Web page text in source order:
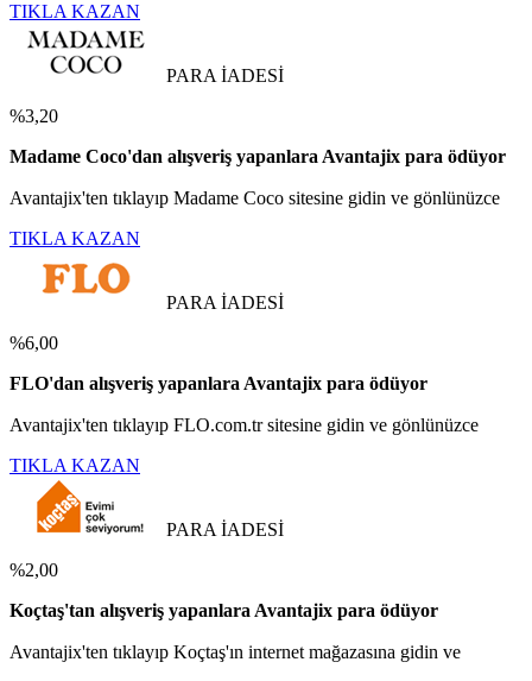
TIKLA KAZAN
PARA İADESİ
%3,20
Madame Coco'dan alışveriş yapanlara Avantajix para ödüyor
Avantajix'ten tıklayıp Madame Coco sitesine gidin ve gönlünüzce
TIKLA KAZAN
PARA İADESİ
%6,00
FLO'dan alışveriş yapanlara Avantajix para ödüyor
Avantajix'ten tıklayıp FLO.com.tr sitesine gidin ve gönlünüzce
TIKLA KAZAN
PARA İADESİ
%2,00
Koçtaş'tan alışveriş yapanlara Avantajix para ödüyor
Avantajix'ten tıklayıp Koçtaş'ın internet mağazasına gidin ve